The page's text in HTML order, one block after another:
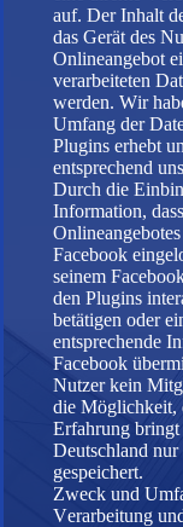
auf. Der Inhalt
das Gerät des
Onlineangebot
verarbeiteten
werden. Wir
Umfang der
Plugins erhebt
entsprechend
Durch die
Information,
Facebook
seinem
den Plugins
betätigen oder
entsprechende
Facebook
Nutzer kein
die Möglichkeit,
Erfahrung
Deutschland
gespeichert.
Zweck und
Verarbeitung